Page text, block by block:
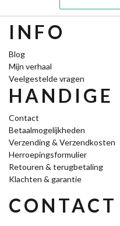
INFO
Blog
Mijn verhaal
Veelgestelde vragen
HANDIGE
Contact
Betaalmogelijkheden
Verzending & Verzendkosten
Herroepingsformulier
Retouren & terugbetaling
Klachten & garantie
CONTACT